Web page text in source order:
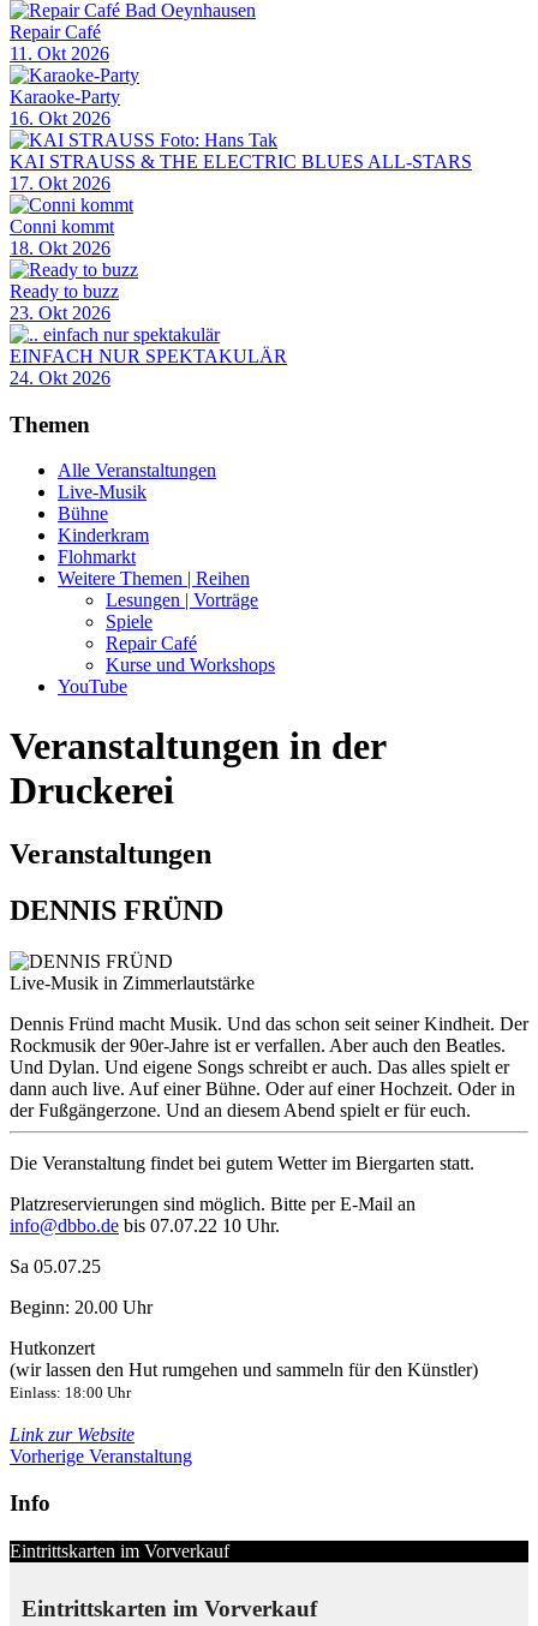
Repair Café
11. Okt 2026
Karaoke-Party
16. Okt 2026
KAI STRAUSS & THE ELECTRIC BLUES ALL-STARS
17. Okt 2026
Conni kommt
18. Okt 2026
Ready to buzz
23. Okt 2026
EINFACH NUR SPEKTAKULÄR
24. Okt 2026
Themen
Alle Veranstaltungen
Live-Musik
Bühne
Kinderkram
Flohmarkt
Weitere Themen | Reihen
Lesungen | Vorträge
Spiele
Repair Café
Kurse und Workshops
YouTube
Veranstaltungen in der
Druckerei
Veranstaltungen
DENNIS FRÜND
Live-Musik in Zimmerlautstärke
Dennis Fründ macht Musik. Und das schon seit seiner Kindheit. Der
Rockmusik der 90er-Jahre ist er verfallen. Aber auch den Beatles.
Und Dylan. Und eigene Songs schreibt er auch. Das alles spielt er
dann auch live. Auf einer Bühne. Oder auf einer Hochzeit. Oder in
der Fußgängerzone. Und an diesem Abend spielt er für euch.
Die Veranstaltung findet bei gutem Wetter im Biergarten statt.
Platzreservierungen sind möglich. Bitte per E-Mail an
info@dbbo.de bis 07.07.22 10 Uhr.
Sa 05.07.25
Beginn: 20.00 Uhr
Hutkonzert
(wir lassen den Hut rumgehen und sammeln für den Künstler)
Einlass: 18:00 Uhr
Link zur Website
Vorherige Veranstaltung
Info
Eintrittskarten im Vorverkauf
Eintrittskarten im Vorverkauf